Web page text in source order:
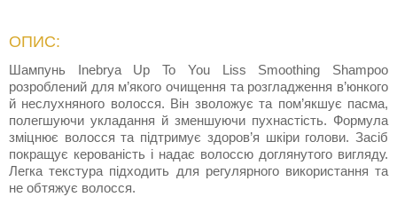
ОПИС:
Шампунь Inebrya Up To You Liss Smoothing Shampoo
розроблений для м’якого очищення та розгладження в’юнкого
й неслухняного волосся. Він зволожує та пом’якшує пасма,
полегшуючи укладання й зменшуючи пухнастість. Формула
зміцнює волосся та підтримує здоров’я шкіри голови. Засіб
покращує керованість і надає волоссю доглянутого вигляду.
Легка текстура підходить для регулярного використання та
не обтяжує волосся.